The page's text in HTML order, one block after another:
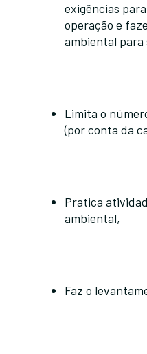
exigências
operação e
ambiental para
Limita o
(por conta da
Pratica
ambiental,
Faz o